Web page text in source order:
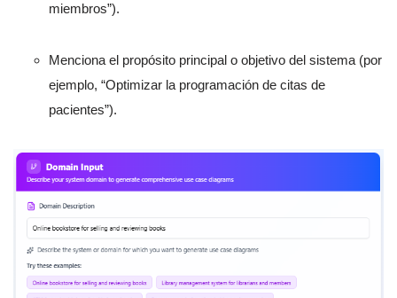
miembros”).
Menciona el propósito principal o objetivo del sistema (por
ejemplo, “Optimizar la programación de citas de
pacientes”).